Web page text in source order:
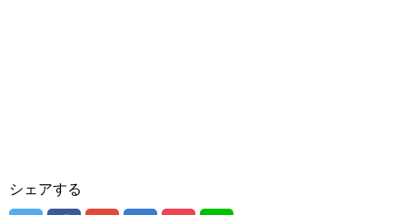
シェアする